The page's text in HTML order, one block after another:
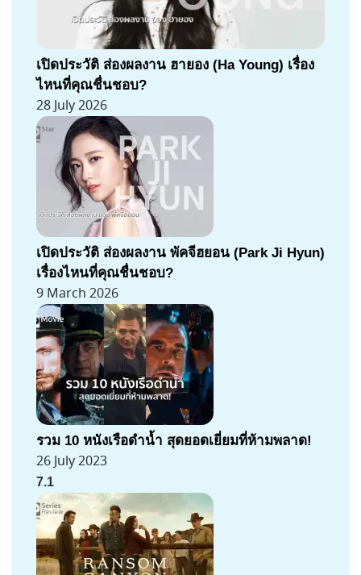
เปิดประวัติ ส่องผลงาน ฮายอง (Ha Young) เรื่อง
ไหนที่คุณชื่นชอบ?
28 July 2026
เปิดประวัติ ส่องผลงาน พัคจีฮยอน (Park Ji Hyun)
เรื่องไหนที่คุณชื่นชอบ?
9 March 2026
รวม 10 หนังเรือดำน้ำ สุดยอดเยี่ยมที่ห้ามพลาด!
26 July 2023
7.1